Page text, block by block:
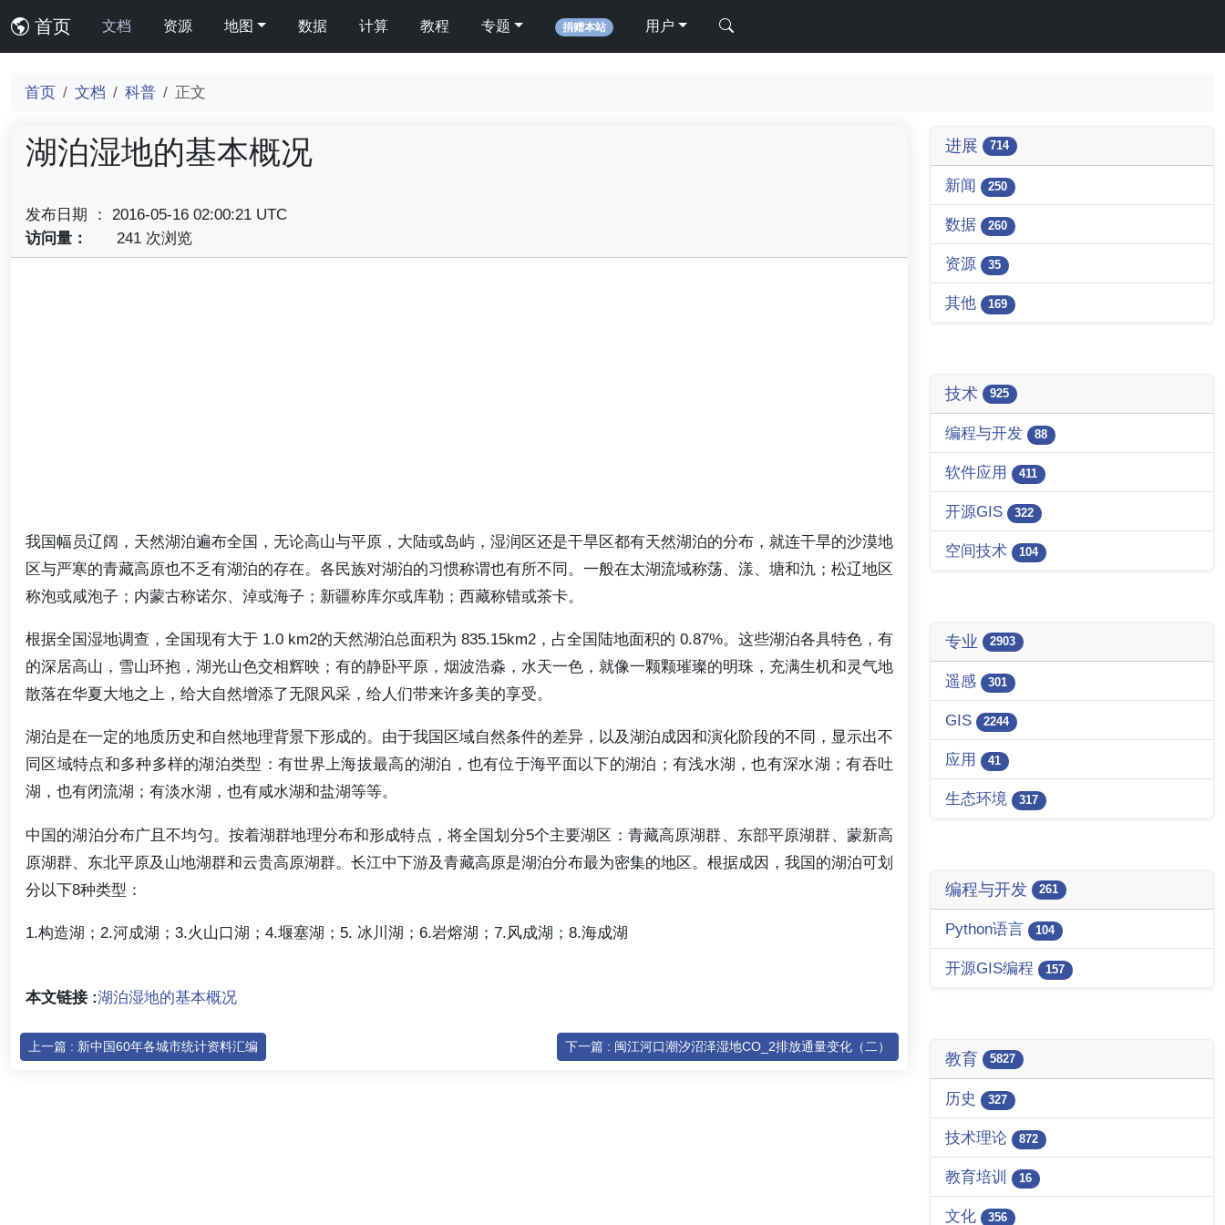
首页 文档 资源 地图 数据 计算 教程 专题 捐赠本站 用户
首页 文档 科普 正文
湖泊湿地的基本概况
发布日期 ： 2016-05-16 02:00:21 UTC
访问量：
241 次浏览
我国幅员辽阔，天然湖泊遍布全国，无论高山与平原，大陆或岛屿，湿润区还是干旱区都有天然湖泊的分布，就连干旱的沙漠地
区与严寒的青藏高原也不乏有湖泊的存在。各民族对湖泊的习惯称谓也有所不同。一般在太湖流域称荡、漾、塘和氿；松辽地区
称泡或咸泡子；内蒙古称诺尔、淖或海子；新疆称库尔或库勒；西藏称错或茶卡。
根据全国湿地调查，全国现有大于 1.0 km2的天然湖泊总面积为 835.15km2，占全国陆地面积的 0.87%。这些湖泊各具特色，有
的深居高山，雪山环抱，湖光山色交相辉映；有的静卧平原，烟波浩淼，水天一色，就像一颗颗璀璨的明珠，充满生机和灵气地
散落在华夏大地之上，给大自然增添了无限风采，给人们带来许多美的享受。
湖泊是在一定的地质历史和自然地理背景下形成的。由于我国区域自然条件的差异，以及湖泊成因和演化阶段的不同，显示出不
同区域特点和多种多样的湖泊类型：有世界上海拔最高的湖泊，也有位于海平面以下的湖泊；有浅水湖，也有深水湖；有吞吐
湖，也有闭流湖；有淡水湖，也有咸水湖和盐湖等等。
中国的湖泊分布广且不均匀。按着湖群地理分布和形成特点，将全国划分5个主要湖区：青藏高原湖群、东部平原湖群、蒙新高
原湖群、东北平原及山地湖群和云贵高原湖群。长江中下游及青藏高原是湖泊分布最为密集的地区。根据成因，我国的湖泊可划
分以下8种类型：
1.构造湖；2.河成湖；3.火山口湖；4.堰塞湖；5. 冰川湖；6.岩熔湖；7.风成湖；8.海成湖
本文链接 :湖泊湿地的基本概况
上一篇 : 新中国60年各城市统计资料汇编 下一篇 : 闽江河口潮汐沼泽湿地CO_2排放通量变化（二）
进展 714
新闻 250
数据 260
资源 35
其他 169
技术 925
编程与开发 88
软件应用 411
开源GIS 322
空间技术 104
专业 2903
遥感 301
GIS 2244
应用 41
生态环境 317
编程与开发 261
Python语言 104
开源GIS编程 157
教育 5827
历史 327
技术理论 872
教育培训 16
文化 356